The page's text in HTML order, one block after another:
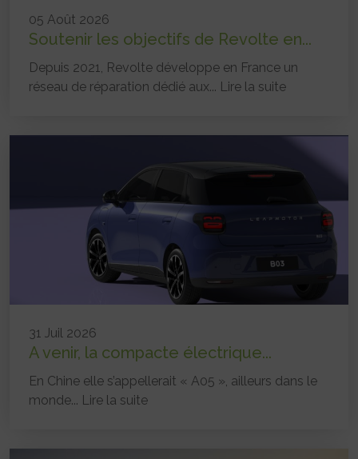
05 Août 2026
Soutenir les objectifs de Revolte en...
Depuis 2021, Revolte développe en France un
réseau de réparation dédié aux... Lire la suite
31 Juil 2026
A venir, la compacte électrique...
En Chine elle s’appellerait « A05 », ailleurs dans le
monde... Lire la suite